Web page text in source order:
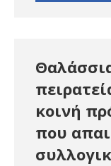
κοινή
που